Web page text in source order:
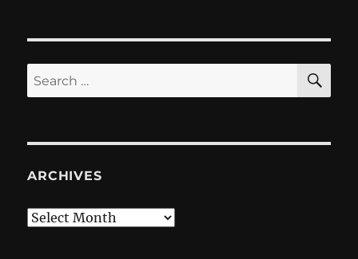
Search
for:
ARCHIVES
Archives